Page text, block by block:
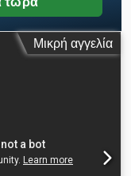
Μικρή αγγελία